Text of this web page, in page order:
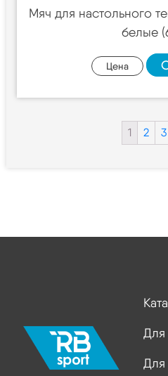
Мяч для настольного
белые
Цена
1 2 3
Для
Для